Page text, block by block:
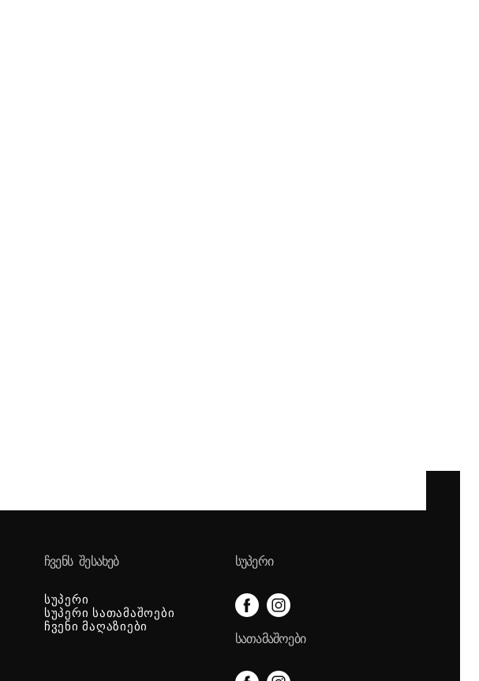
ᲩᲕᲔᲜᲡ ᲨᲔᲡᲐᲮᲔᲑ
სუპერი
სუპერი სათამაშოები
ჩვენი მაღაზიები
ᲡᲣᲞᲔᲠᲘ
ᲡᲐᲗᲐᲛᲐᲨᲝᲔᲑᲘ